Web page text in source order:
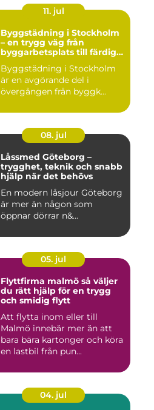
11. jul
Byggstädning i Stockholm
– en trygg väg från
byggarbetsplats till färdig
Byggstädning i Stockholm
är en avgörande del i
övergången från byggk...
08. jul
Låssmed Göteborg –
trygghet, teknik och snabb
hjälp när det behövs
En modern låsjour Göteborg
är mer än någon som
öppnar dörrar n&...
05. jul
Flyttfirma malmö så väljer
du rätt hjälp för en trygg
och smidig flytt
Att flytta inom eller till
Malmö innebär mer än att
bara bära kartonger och köra
en lastbil från pun...
04. jul